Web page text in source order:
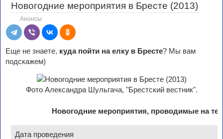
Новогодние мероприятия в Бресте (2013)
Анонсы
Еще не знаете, куда пойти на елку в Бресте? Мы вам
подскажем)
Фото Александра Шульгача, "Брестский вестник".
Новогодние мероприятия, проводимые на
Дата проведения